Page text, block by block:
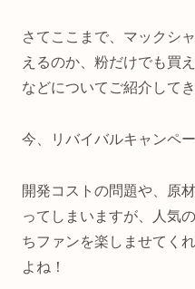
さてここまで、マックシ
えるのか、粉だけでも買
などについてご紹介してき
今、リバイバルキャンペ
開発コストの問題や、原
ってしまいますが、人気
ちファンを楽しませてく
よね！